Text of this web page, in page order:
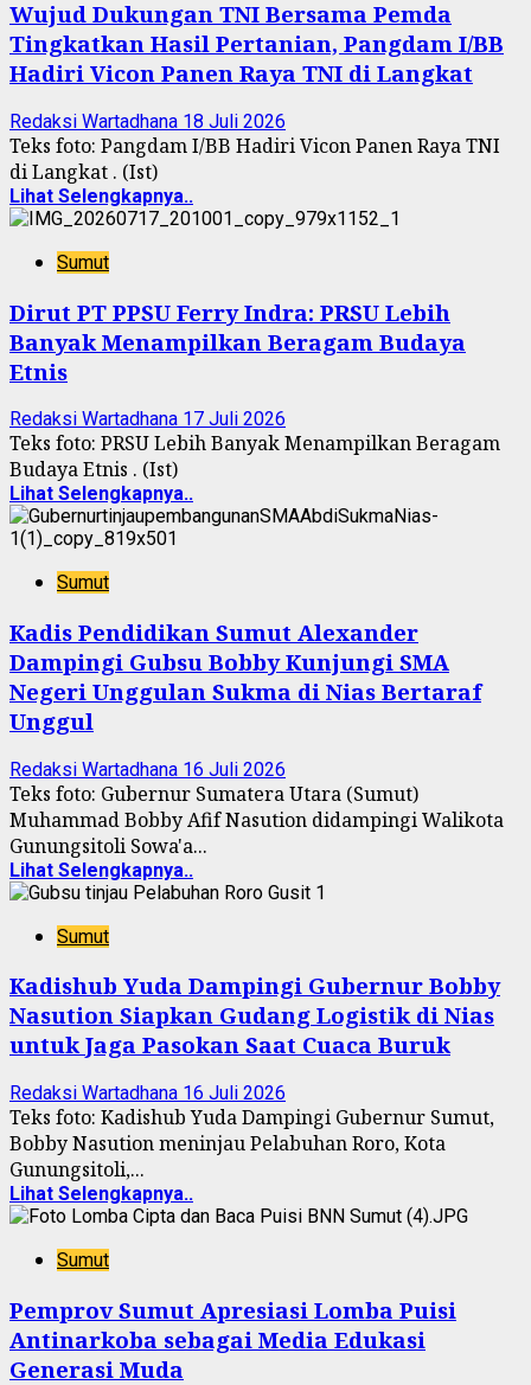
Wujud Dukungan TNI Bersama Pemda
Tingkatkan Hasil Pertanian, Pangdam I/BB
Hadiri Vicon Panen Raya TNI di Langkat
Redaksi Wartadhana 18 Juli 2026
Teks foto: Pangdam I/BB Hadiri Vicon Panen Raya TNI
di Langkat . (Ist)
Lihat Selengkapnya..
Sumut
Dirut PT PPSU Ferry Indra: PRSU Lebih
Banyak Menampilkan Beragam Budaya
Etnis
Redaksi Wartadhana 17 Juli 2026
Teks foto: PRSU Lebih Banyak Menampilkan Beragam
Budaya Etnis . (Ist)
Lihat Selengkapnya..
Sumut
Kadis Pendidikan Sumut Alexander
Dampingi Gubsu Bobby Kunjungi SMA
Negeri Unggulan Sukma di Nias Bertaraf
Unggul
Redaksi Wartadhana 16 Juli 2026
Teks foto: Gubernur Sumatera Utara (Sumut)
Muhammad Bobby Afif Nasution didampingi Walikota
Gunungsitoli Sowa'a...
Lihat Selengkapnya..
Sumut
Kadishub Yuda Dampingi Gubernur Bobby
Nasution Siapkan Gudang Logistik di Nias
untuk Jaga Pasokan Saat Cuaca Buruk
Redaksi Wartadhana 16 Juli 2026
Teks foto: Kadishub Yuda Dampingi Gubernur Sumut,
Bobby Nasution meninjau Pelabuhan Roro, Kota
Gunungsitoli,...
Lihat Selengkapnya..
Sumut
Pemprov Sumut Apresiasi Lomba Puisi
Antinarkoba sebagai Media Edukasi
Generasi Muda